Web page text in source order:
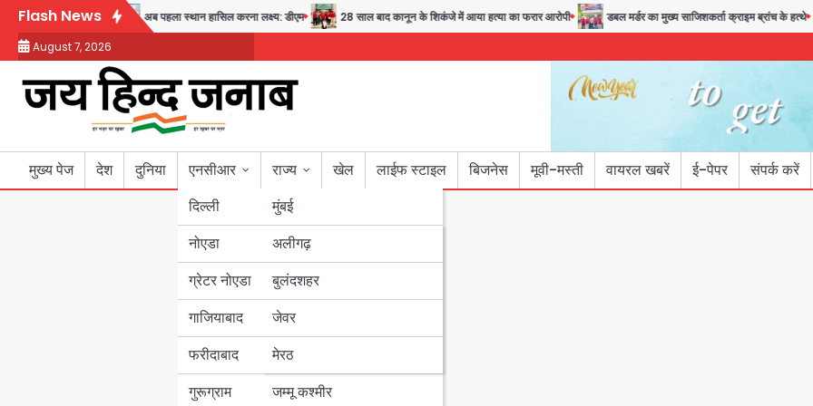
Skip
content
Flash News
और सुरक्षा का संदेश अब पहला स्थान हासिल करना लक्ष्य: डीएम 28 साल बाद कानून के शिकंजे में आया हत्या का फरार आरोपी डबल मर्डर का मुख्य साजिशकर्ता क्राइम ब्रांच के हत्थे
August 7, 2026
मुख्य पेज देश दुनिया
एनसीआर
दिल्ली
नोएडा
ग्रेटर नोएडा
गाजियाबाद
फरीदाबाद
गुरूग्राम
राज्य
मुंबई
उत्तर प्रदेश
अलीगढ़
बुलंदशहर
जेवर
मेरठ
बिहार
पंजाब
हरियाणा
जम्मू कश्मीर
खेल लाईफ स्टाइल बिजनेस मूवी-मस्ती वायरल खबरें ई-पेपर संपर्क करें